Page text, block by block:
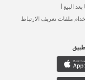
البيع |
ملفات تعريف الارتباط